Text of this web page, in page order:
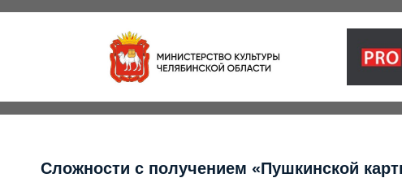
Сложности с получением «Пушкинской